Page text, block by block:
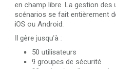
Détecteur d'incendie sans fil
chaleur et de fumée Ajax
Détecteur d'incendie sans fil
chaleur et de CO Ajax
en champ libre. La gestion des
scénarios se fait entièrement
iOS ou Android.
Il gère jusqu'à :
50 utilisateurs
9 groupes de sécurité